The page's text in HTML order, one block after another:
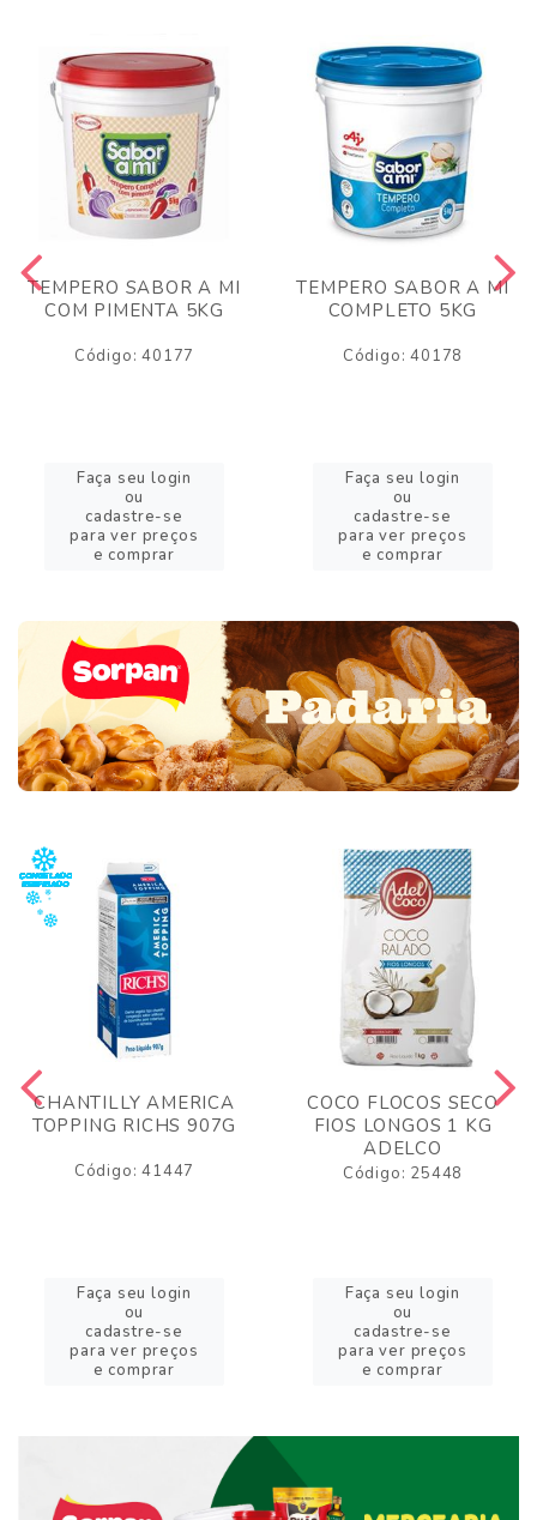
TEMPERO SABOR A MI
COM PIMENTA 5KG
Código: 40177
Faça seu login
ou
cadastre-se
para ver preços
e comprar
TEMPERO SABOR A MI
COMPLETO 5KG
Código: 40178
Faça seu login
ou
cadastre-se
para ver preços
e comprar
CHANTILLY AMERICA
TOPPING RICHS 907G
Código: 41447
Faça seu login
ou
cadastre-se
para ver preços
e comprar
COCO FLOCOS SECO
FIOS LONGOS 1 KG
ADELCO
Código: 25448
Faça seu login
ou
cadastre-se
para ver preços
e comprar